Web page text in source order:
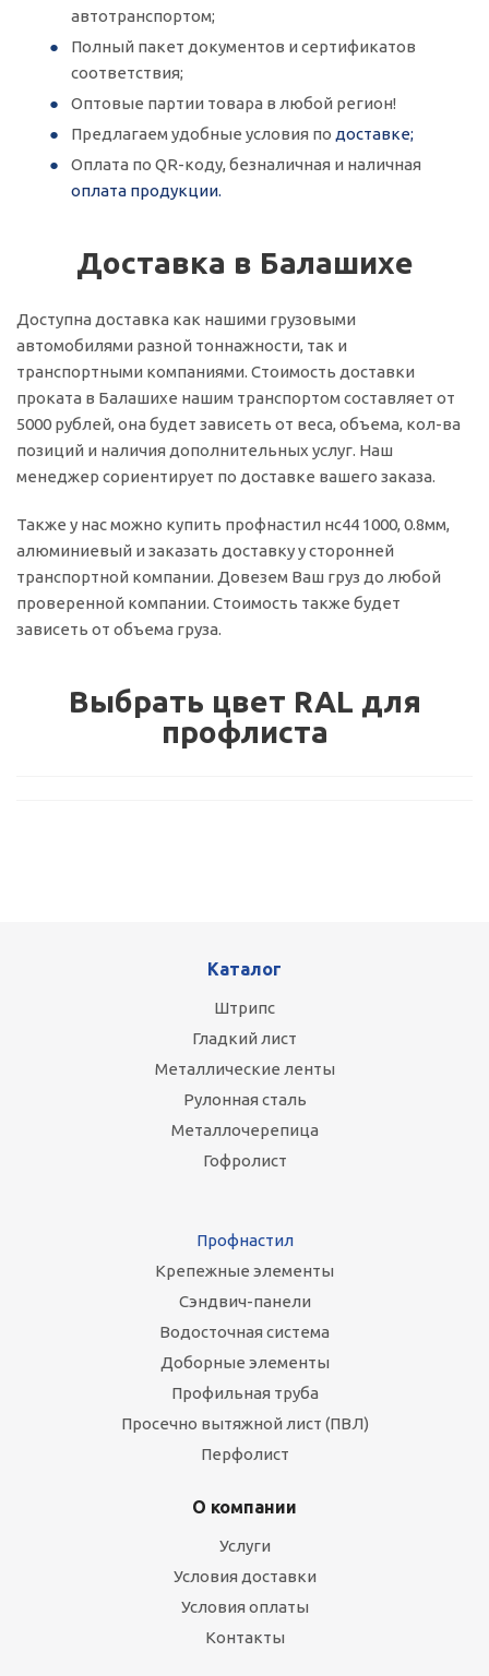
автотранспортом;
Полный пакет документов и сертификатов
соответствия;
Оптовые партии товара в любой регион!
Предлагаем удобные условия по доставке;
Оплата по QR-коду, безналичная и наличная
оплата продукции.
Доставка в Балашихе
Доступна доставка как нашими грузовыми
автомобилями разной тоннажности, так и
транспортными компаниями. Стоимость доставки
проката в Балашихе нашим транспортом составляет от
5000 рублей, она будет зависеть от веса, объема, кол-ва
позиций и наличия дополнительных услуг. Наш
менеджер сориентирует по доставке вашего заказа.
Также у нас можно купить профнастил нс44 1000, 0.8мм,
алюминиевый и заказать доставку у сторонней
транспортной компании. Довезем Ваш груз до любой
проверенной компании. Стоимость также будет
зависеть от объема груза.
Выбрать цвет RAL для
профлиста
Каталог
Штрипс
Гладкий лист
Металлические ленты
Рулонная сталь
Металлочерепица
Гофролист
Профнастил
Крепежные элементы
Сэндвич-панели
Водосточная система
Доборные элементы
Профильная труба
Просечно вытяжной лист (ПВЛ)
Перфолист
О компании
Услуги
Условия доставки
Условия оплаты
Контакты